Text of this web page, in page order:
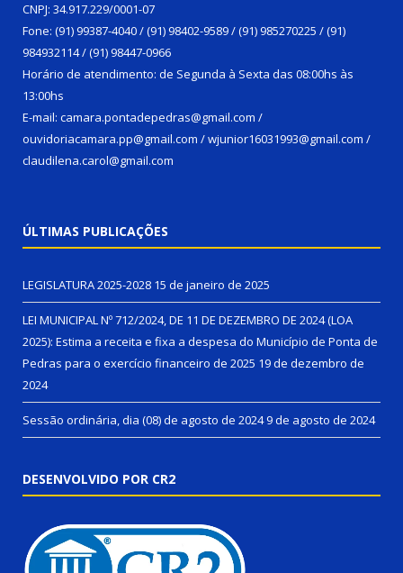
CNPJ: 34.917.229/0001-07
Fone: (91) 99387-4040 / (91) 98402-9589 / (91) 985270225 / (91)
984932114 / (91) 98447-0966
Horário de atendimento: de Segunda à Sexta das 08:00hs às
13:00hs
E-mail: camara.pontadepedras@gmail.com /
ouvidoriacamara.pp@gmail.com / wjunior16031993@gmail.com /
claudilena.carol@gmail.com
ÚLTIMAS PUBLICAÇÕES
LEGISLATURA 2025-2028 15 de janeiro de 2025
LEI MUNICIPAL Nº 712/2024, DE 11 DE DEZEMBRO DE 2024 (LOA
2025): Estima a receita e fixa a despesa do Município de Ponta de
Pedras para o exercício financeiro de 2025 19 de dezembro de
2024
Sessão ordinária, dia (08) de agosto de 20249 de agosto de 2024
DESENVOLVIDO POR CR2